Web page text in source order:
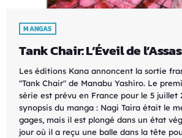
MANGAS
Tank Chair: L’Éveil de
Les éditions Kana annoncent la sortie
"Tank Chair" de Manabu Yashiro. Le
série est prévu en France pour le 5 juillet
synopsis du manga : Nagi Taira était le
gages, mais il est plongé dans un état
jour où il a reçu une balle dans la tête